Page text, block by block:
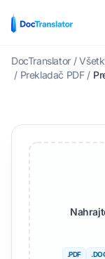
DocTranslator /
/ Prekladač PDF /
.PDF